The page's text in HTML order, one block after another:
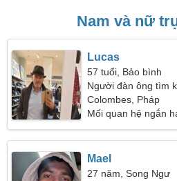
Nam và nữ
Lucas
57 tuổi, Bảo bình
Người đàn ông tìm
Colombes, Pháp
Mối quan hệ ngắn
Mael
27 năm, Song Ngư